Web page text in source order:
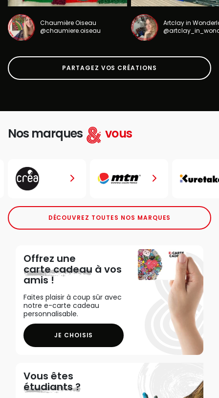
Chaumière Oiseau
@chaumiere.oiseau
Artclay in
PARTAGEZ VOS CRÉATIONS
Nos marques vous
DÉCOUVREZ TOUTES NOS MARQUES
Offrez une
carte cadeau à vos
amis !
Faites plaisir à coup sûr avec
notre e-carte cadeau
personnalisable.
JE CHOISIS
Vous êtes
étudiants ?